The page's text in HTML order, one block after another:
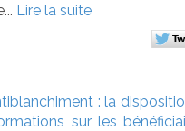
Lire la suite
: la
sur les